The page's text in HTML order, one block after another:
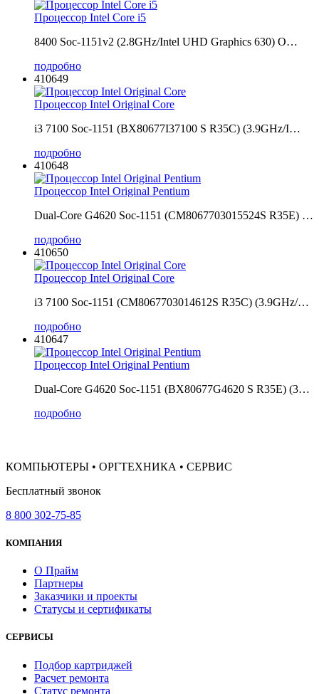
Процессор Intel Core i5
8400 Soc-1151v2 (2.8GHz/Intel UHD Graphics 630) O…
подробно
410649
Процессор Intel Original Core
i3 7100 Soc-1151 (BX80677I37100 S R35C) (3.9GHz/I…
подробно
410648
Процессор Intel Original Pentium
Dual-Core G4620 Soc-1151 (CM8067703015524S R35E) …
подробно
410650
Процессор Intel Original Core
i3 7100 Soc-1151 (CM8067703014612S R35C) (3.9GHz/…
подробно
410647
Процессор Intel Original Pentium
Dual-Core G4620 Soc-1151 (BX80677G4620 S R35E) (3…
подробно
КОМПЬЮТЕРЫ • ОРГТЕХНИКА • СЕРВИС
Бесплатный звонок
8 800 302-75-85
КОМПАНИЯ
О Прайм
Партнеры
Заказчики и проекты
Статусы и сертификаты
СЕРВИСЫ
Подбор картриджей
Расчет ремонта
Статус ремонта